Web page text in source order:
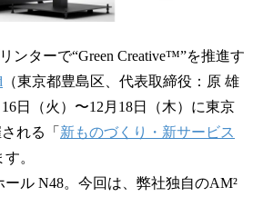
ンターで“Green Creative™”を推進す
（東京都豊島区、代表取締役：原 雄
日（火）〜12月18日（木）に東京
れる「 新ものづくり・新サービス
。
ール N48。今回は、弊社独自のAM²